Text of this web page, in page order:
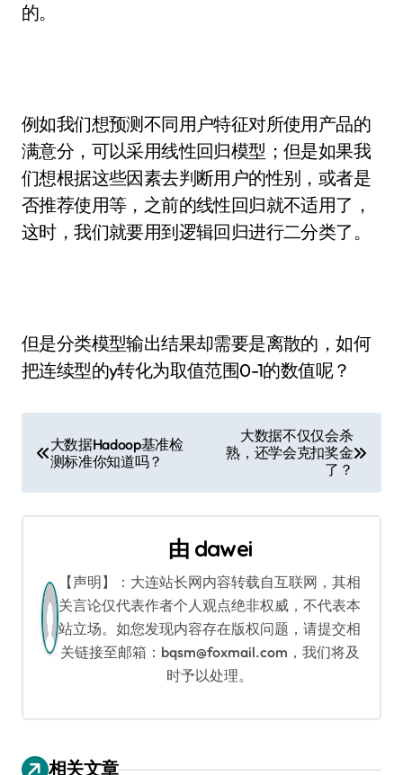
的。
例如我们想预测不同用户特征对所使用产品的
满意分，可以采用线性回归模型；但是如果我
们想根据这些因素去判断用户的性别，或者是
否推荐使用等，之前的线性回归就不适用了，
这时，我们就要用到逻辑回归进行二分类了。
但是分类模型输出结果却需要是离散的，如何
把连续型的y转化为取值范围0-1的数值呢？
章
导
大数据Hadoop基准检
测标准你知道吗？
大数据不仅仅会杀
熟，还学会克扣奖金
了？
由 dawei
【声明】：大连站长网内容转载自互联网，其相
关言论仅代表作者个人观点绝非权威，不代表本
站立场。如您发现内容存在版权问题，请提交相
关链接至邮箱：bqsm@foxmail.com，我们将及
时予以处理。
相关文章